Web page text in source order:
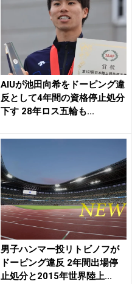
AIUが池田向希をドーピング違
反として4年間の資格停止処分
下す 28年ロス五輪も...
男子ハンマー投リトビノフが
ドーピング違反 2年間出場停
止処分と2015年世界陸上...